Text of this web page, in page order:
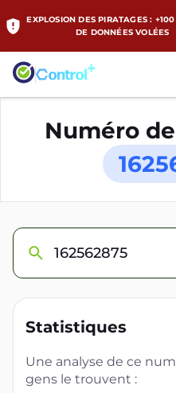
EXPLOSION DES PIRATAGES :
DE DONNÉES VOLÉES
Numéro
Statistiques
Une analyse de ce
gens le trouvent :